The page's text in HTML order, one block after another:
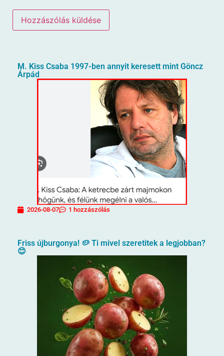
M. Kiss Csaba 1997-ben annyit keresett mint Göncz
Árpád
2026-08-07 1 hozzászólás
Friss újburgonya! 🥔 Ti mivel szeretitek a legjobban?
😊